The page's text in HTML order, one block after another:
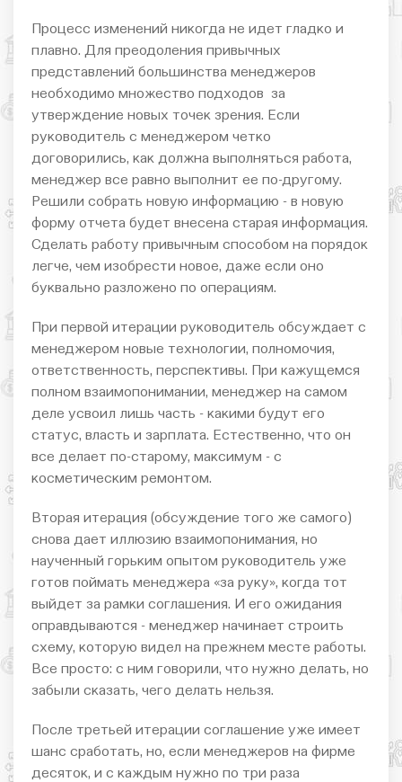
Процесс изменений никогда не идет гладко и
плавно. Для преодоления привычных
представлений большинства менеджеров
необходимо множество подходов за
утверждение новых точек зрения. Если
руководитель с менеджером четко
договорились, как должна выполняться работа,
менеджер все равно выполнит ее по-другому.
Решили собрать новую информацию - в новую
форму отчета будет внесена старая информация.
Сделать работу привычным способом на порядок
легче, чем изобрести новое, даже если оно
буквально разложено по операциям.
При первой итерации руководитель обсуждает с
менеджером новые технологии, полномочия,
ответственность, перспективы. При кажущемся
полном взаимопонимании, менеджер на самом
деле усвоил лишь часть - какими будут его
статус, власть и зарплата. Естественно, что он
все делает по-старому, максимум - с
косметическим ремонтом.
Вторая итерация (обсуждение того же самого)
снова дает иллюзию взаимопонимания, но
наученный горьким опытом руководитель уже
готов поймать менеджера «за руку», когда тот
выйдет за рамки соглашения. И его ожидания
оправдываются - менеджер начинает строить
схему, которую видел на прежнем месте работы.
Все просто: с ним говорили, что нужно делать, но
забыли сказать, чего делать нельзя.
После третьей итерации соглашение уже имеет
шанс сработать, но, если менеджеров на фирме
десяток, и с каждым нужно по три раза